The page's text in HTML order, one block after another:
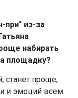
при" из-за
набирать
площадку?
станет проще,
и эмоций всем